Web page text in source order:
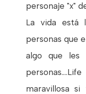
personaje "x"
La vida está
personas que
algo que les
maravillosa